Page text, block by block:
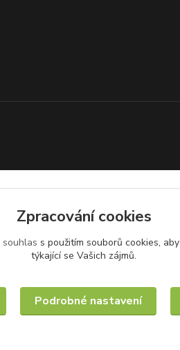
Zpracování cookies
souhlas s použitím souborů cookies,
týkající se Vašich zájmů.
Podrobné nastavení